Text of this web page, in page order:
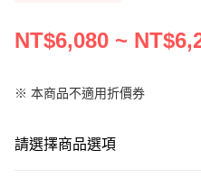
NT$6,080 ~
※ 本商品不適用折價券
請選擇商品選項